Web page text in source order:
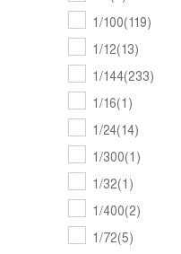
1/100(119)
1/12(13)
1/144(233)
1/16(1)
1/24(14)
1/300(1)
1/32(1)
1/400(2)
1/72(5)